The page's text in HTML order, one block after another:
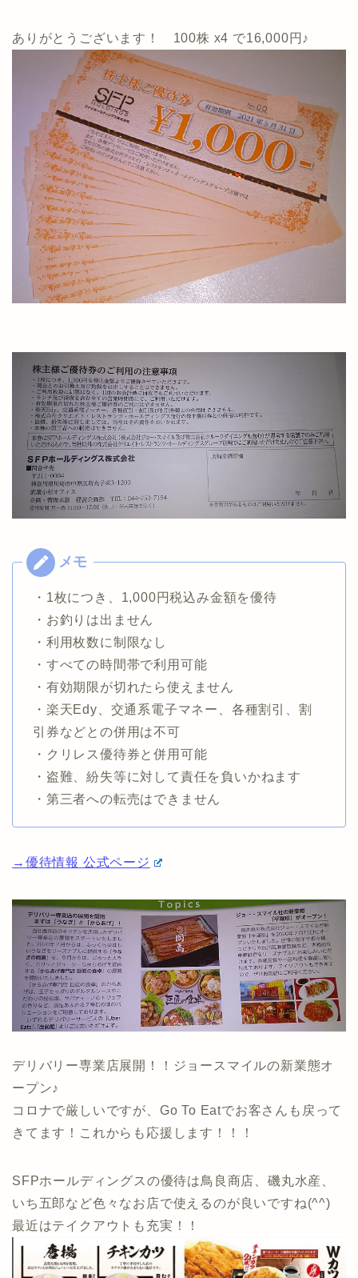
ありがとうございます！ 100株 x4 で16,000円♪
・1枚につき、1,000円税込み金額を優待
・お釣りは出ません
・利用枚数に制限なし
・すべての時間帯で利用可能
・有効期限が切れたら使えません
・楽天Edy、交通系電子マネー、各種割引、割
引券などとの併用は不可
・クリレス優待券と併用可能
・盗難、紛失等に対して責任を負いかねます
・第三者への転売はできません
→優待情報 公式ページ
デリバリー専業店展開！！ジョースマイルの新業態オ
ープン♪
コロナで厳しいですが、Go To Eatでお客さんも戻って
きてます！これからも応援します！！！
SFPホールディングスの優待は鳥良商店、磯丸水産、
いち五郎など色々なお店で使えるのが良いですね(^^)
最近はテイクアウトも充実！！